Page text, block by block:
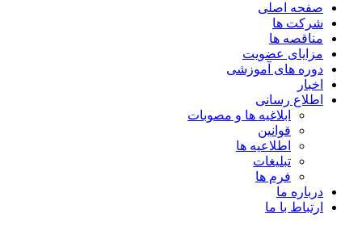
صفحه اصلی
شرکت ها
مناقصه ها
مزایای عضویت
دوره های آموزشی
اخبار
اطلاع رسانی
ابلاغیه ها و مصوبات
قوانین
اطلاعیه ها
تبلیغات
فرم ها
درباره ما
ارتباط با ما